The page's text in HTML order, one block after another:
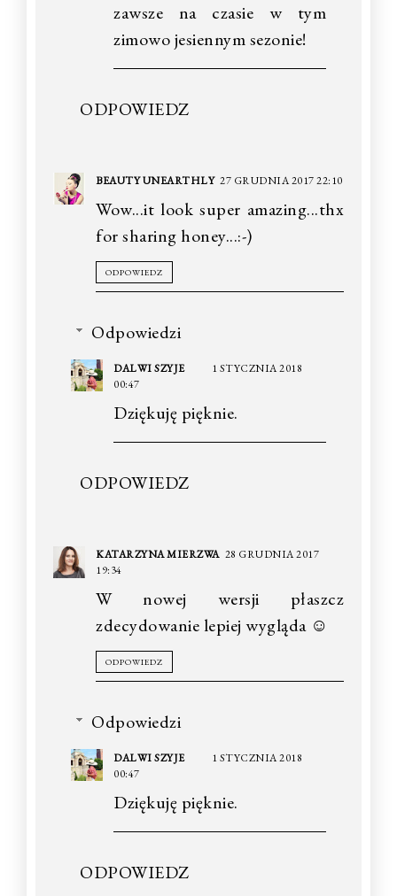
zawsze na czasie w tym
zimowo jesiennym sezonie!
ODPOWIEDZ
BEAUTY UNEARTHLY 27 GRUDNIA 2017 22:10
Wow...it look super amazing...thx
for sharing honey...:-)
ODPOWIEDZ
Odpowiedzi
DALWI SZYJE
1 STYCZNIA 2018
00:47
Dziękuję pięknie.
ODPOWIEDZ
KATARZYNA MIERZWA 28 GRUDNIA 2017
19:34
W nowej wersji płaszcz
zdecydowanie lepiej wygląda ☺
ODPOWIEDZ
Odpowiedzi
DALWI SZYJE
1 STYCZNIA 2018
00:47
Dziękuję pięknie.
ODPOWIEDZ